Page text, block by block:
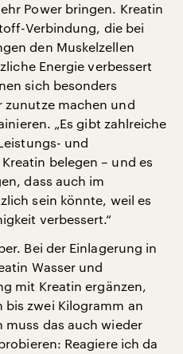
Power bringen. Kreatin
Verbindung, die bei
den Muskelzellen
Energie verbessert
sich besonders
zunutze machen und
„Es gibt zahlreiche
und
belegen – und es
dass auch im
sein könnte, weil es
verbessert.“
Bei der Einlagerung in
Wasser und
mit Kreatin ergänzen,
zwei Kilogramm an
muss das auch wieder
Reagiere ich da